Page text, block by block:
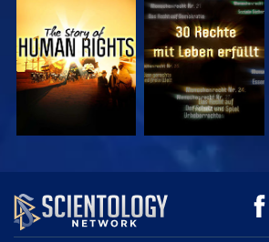
ANSEHEN ANSEHEN
ANSEHEN